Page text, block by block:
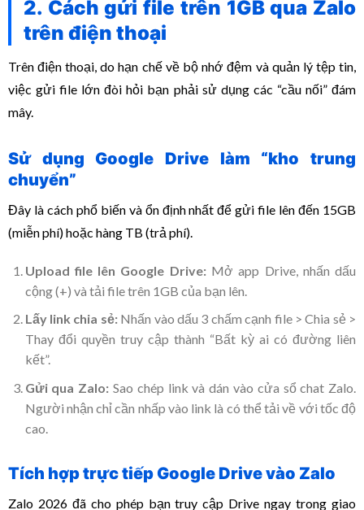
2. Cách gửi file trên 1GB qua Zalo
trên điện thoại
Trên điện thoại, do hạn chế về bộ nhớ đệm và quản lý tệp tin,
việc gửi file lớn đòi hỏi bạn phải sử dụng các “cầu nối” đám
mây.
Sử dụng Google Drive làm “kho trung
chuyển”
Đây là cách phổ biến và ổn định nhất để gửi file lên đến 15GB
(miễn phí) hoặc hàng TB (trả phí).
Upload file lên Google Drive:Mở app Drive, nhấn dấu
cộng (+) và tải file trên 1GB của bạn lên.
Lấy link chia sẻ:Nhấn vào dấu 3 chấm cạnh file > Chia sẻ >
Thay đổi quyền truy cập thành “Bất kỳ ai có đường liên
kết”.
Gửi qua Zalo: Sao chép link và dán vào cửa sổ chat Zalo.
Người nhận chỉ cần nhấp vào link là có thể tải về với tốc độ
cao.
Tích hợp trực tiếp Google Drive vào Zalo
Zalo 2026 đã cho phép bạn truy cập Drive ngay trong giao